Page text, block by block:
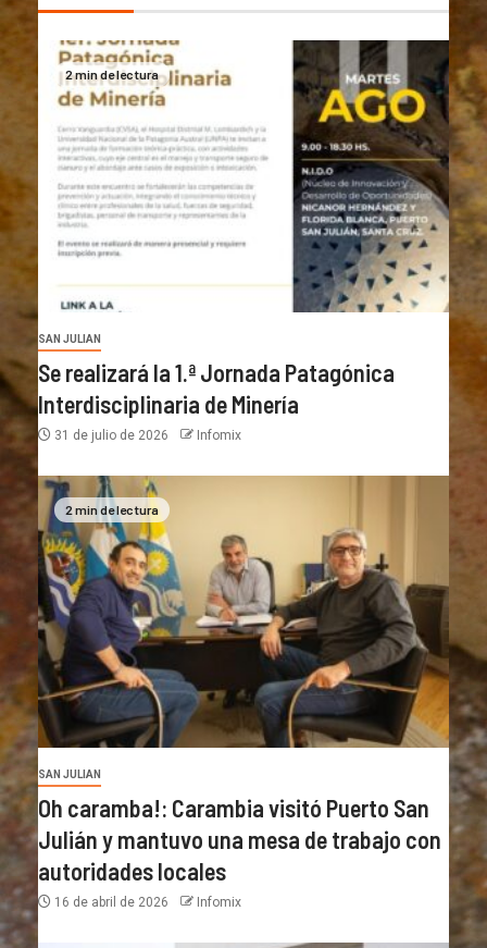
2 min de lectura
SAN JULIAN
Se realizará la 1.ª Jornada Patagónica
Interdisciplinaria de Minería
31 de julio de 2026 Infomix
2 min de lectura
SAN JULIAN
Oh caramba!: Carambia visitó Puerto San
Julián y mantuvo una mesa de trabajo con
autoridades locales
16 de abril de 2026 Infomix